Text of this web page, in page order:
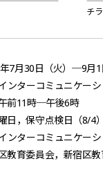
チ
7月30日（火）─9月1
ンターコミュニケー
前11時─午後6時
日，保守点検日（8/4）
ンターコミュニケー
教育委員会，新宿区